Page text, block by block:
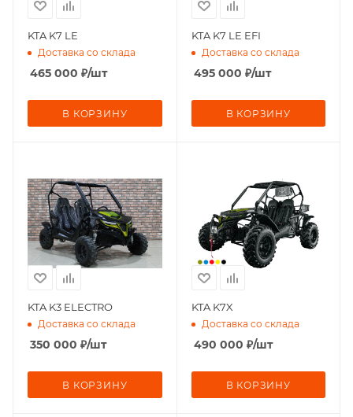
KTA K7 LE
Доставка со склада
465 000 ₽/шт
В КОРЗИНУ
KTA K7 LE EFI
Доставка со склада
495 000 ₽/шт
В КОРЗИНУ
KTA K3 ELECTRO
Доставка со склада
350 000 ₽/шт
В КОРЗИНУ
KTA K7X
Доставка со склада
490 000 ₽/шт
В КОРЗИНУ